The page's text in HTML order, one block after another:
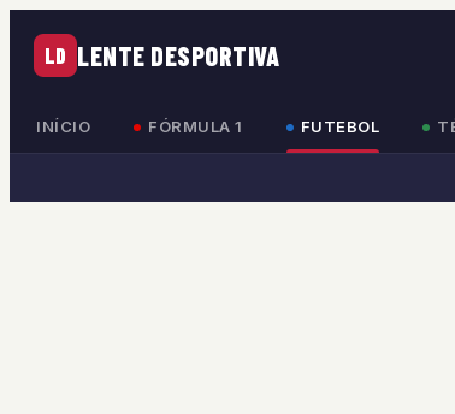
LD LENTE DESPORTIVA
INÍCIO FÓRMULA 1 FUTEBOL